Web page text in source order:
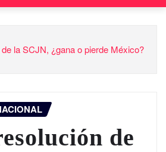
la SCJN, ¿gana o pierde México?
de